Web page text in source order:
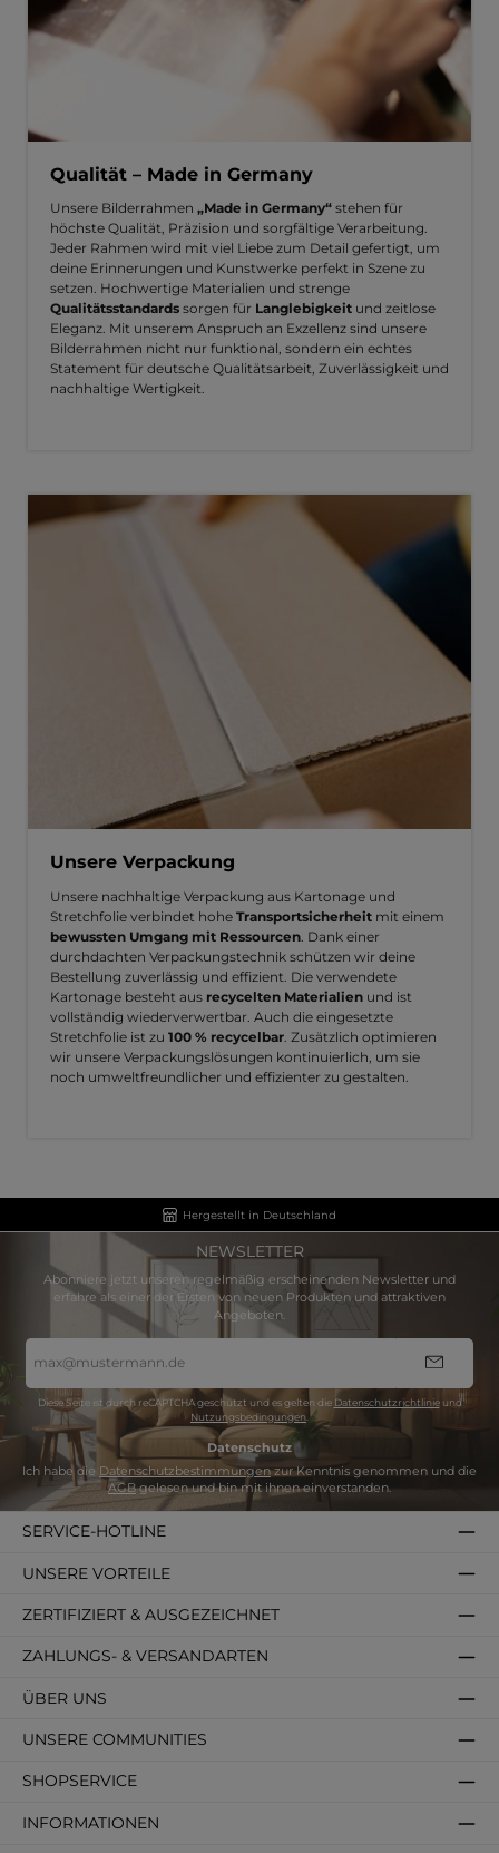
Qualität – Made in Germany
Unsere Bilderrahmen „Made in Germany“ stehen für
höchste Qualität, Präzision und sorgfältige Verarbeitung.
Jeder Rahmen wird mit viel Liebe zum Detail gefertigt, um
deine Erinnerungen und Kunstwerke perfekt in Szene zu
setzen. Hochwertige Materialien und strenge
Qualitätsstandards sorgen für Langlebigkeit und zeitlose
Eleganz. Mit unserem Anspruch an Exzellenz sind unsere
Bilderrahmen nicht nur funktional, sondern ein echtes
Statement für deutsche Qualitätsarbeit, Zuverlässigkeit und
nachhaltige Wertigkeit.
Unsere Verpackung
Unsere nachhaltige Verpackung aus Kartonage und
Stretchfolie verbindet hohe Transportsicherheit mit einem
bewussten Umgang mit Ressourcen . Dank einer
durchdachten Verpackungstechnik schützen wir deine
Bestellung zuverlässig und effizient. Die verwendete
Kartonage besteht aus recycelten Materialien und ist
vollständig wiederverwertbar. Auch die eingesetzte
Stretchfolie ist zu 100 % recycelbar . Zusätzlich optimieren
wir unsere Verpackungslösungen kontinuierlich, um sie
noch umweltfreundlicher und effizienter zu gestalten.
Hergestellt in Deutschland
NEWSLETTER
Abonniere jetzt unseren regelmäßig erscheinenden Newsletter und
erfahre als einer der Ersten von neuen Produkten und attraktiven
Angeboten.
Mail-
Adresse
Diese Seite ist durch reCAPTCHA geschützt und es gelten die Datenschutzrichtlinieund
Nutzungsbedingungen.
Datenschutz
Ich habe die Datenschutzbestimmungenzur Kenntnis genommen und die
AGBgelesen und bin mit ihnen einverstanden.
SERVICE-HOTLINE
SHOPSERVICE
INFORMATIONEN
ZAHLUNGS- & VERSANDARTEN
ÜBER UNS
ZERTIFIZIERT & AUSGEZEICHNET
UNSERE VORTEILE
UNSERE COMMUNITIES